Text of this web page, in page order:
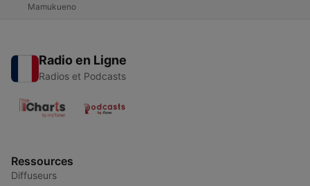
Mamukueno
Radio en Ligne
Radios et Podcasts
Ressources
Diffuseurs